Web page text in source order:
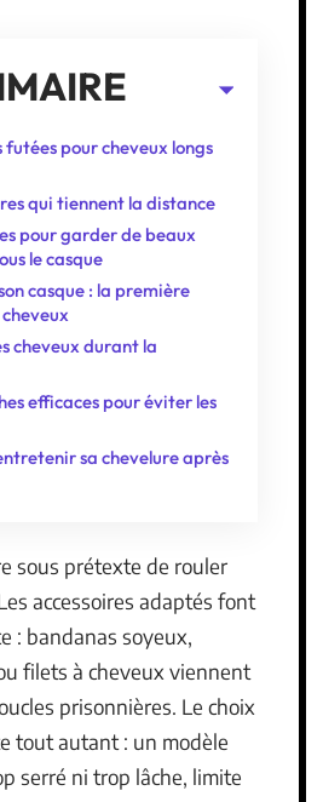
futées pour cheveux longs
qui tiennent la distance
pour garder de beaux
le casque
casque : la première
cheveux durant la
efficaces pour éviter les
sa chevelure après
sous prétexte de rouler
accessoires adaptés font
: bandanas soyeux,
filets à cheveux viennent
prisonnières. Le choix
tout autant : un modèle
serré ni trop lâche, limite